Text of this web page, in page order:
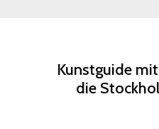
Kunstguide mit
die